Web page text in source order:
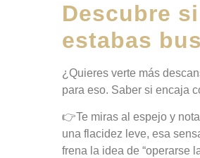
Descubre
estabas
¿Quieres verte más
para eso. Saber si encaja
👉Te miras al espejo y
una flacidez leve, esa
frena la idea de “operarse